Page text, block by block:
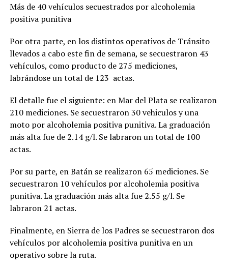
Más de 40 vehículos secuestrados por alcoholemia
positiva punitiva
Por otra parte, en los distintos operativos de Tránsito
llevados a cabo este fin de semana, se secuestraron 43
vehículos, como producto de 275 mediciones,
labrándose un total de 123 actas.
El detalle fue el siguiente: en Mar del Plata se realizaron
210 mediciones. Se secuestraron 30 vehiculos y una
moto por alcoholemia positiva punitiva. La graduación
más alta fue de 2.14 g/l. Se labraron un total de 100
actas.
Por su parte, en Batán se realizaron 65 mediciones. Se
secuestraron 10 vehículos por alcoholemia positiva
punitiva. La graduación más alta fue 2.55 g/l. Se
labraron 21 actas.
Finalmente, en Sierra de los Padres se secuestraron dos
vehículos por alcoholemia positiva punitiva en un
operativo sobre la ruta.